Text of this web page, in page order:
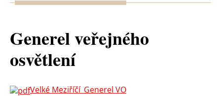
Generel veřejného
osvětlení
Velké Meziříčí_Generel VO